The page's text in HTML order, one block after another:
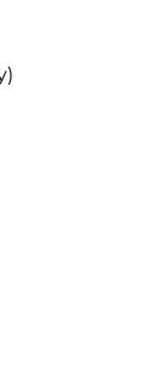
scharfen,
einem
die auf
ist in jeder